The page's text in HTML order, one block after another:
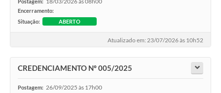
Sites utilitarios
Audiências Públicas
Plano de contratação anual/2026
Coleta de Lixo
Plantão Farmácias e Saúde
Postagem:
Encerramento:
Situação:
ABERTO
Atualizado em: 23/07/2026 às 10h52
CREDENCIAMENTO Nº 005/2025
Postagem: 26/09/2025 às 17h00